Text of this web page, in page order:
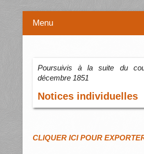
Menu
Poursuivis à la suite du
décembre 1851
Notices individuelles
CLIQUER ICI POUR